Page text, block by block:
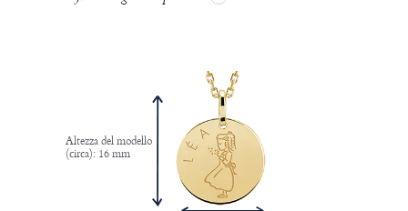
Altezza del modello
(circa): 16 mm